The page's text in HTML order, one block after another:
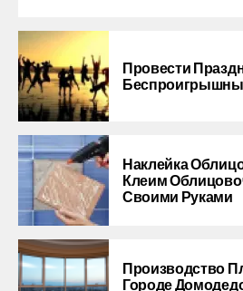
Провести
Наклейка
Клеим
Своими Руками
Производство
Городе